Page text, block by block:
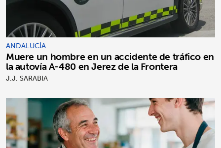
ANDALUCÍA
Muere un hombre en un accidente de tráfico en
la autovía A-480 en Jerez de la Frontera
J.J. SARABIA